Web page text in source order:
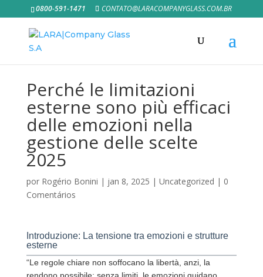
0800-591-1471 CONTATO@LARACOMPANYGLASS.COM.BR
Perché le limitazioni
esterne sono più efficaci
delle emozioni nella
gestione delle scelte
2025
por Rogério Bonini | jan 8, 2025 | Uncategorized | 0
Comentários
Introduzione: La tensione tra emozioni e strutture
esterne
“Le regole chiare non soffocano la libertà, anzi, la